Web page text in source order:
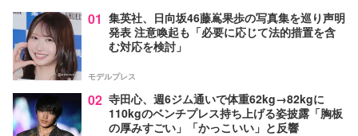
01 集英社、日向坂46藤嶌果歩の写真集を巡り声明
発表 注意喚起も「必要に応じて法的措置を含
む対応を検討」
モデルプレス
02 寺田心、週6ジム通いで体重62kg→82kgに
110kgのベンチプレス持ち上げる姿披露「胸板
の厚みすごい」「かっこいい」と反響